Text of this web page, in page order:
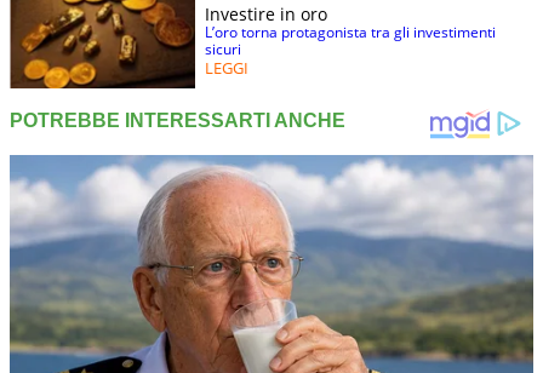
Investire in oro
L’oro torna protagonista tra gli investimenti
sicuri
LEGGI